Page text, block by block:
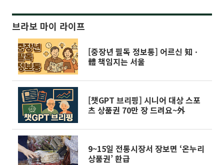
브라보 마이 라이프
[중장년 필독 정보통] 어르신 知ㆍ
體 책임지는 서울
[챗GPT 브리핑] 시니어 대상 스포
츠 상품권 70만 장 드려요~外
9~15일 전통시장서 장보면 ‘온누리
상품권’ 환급